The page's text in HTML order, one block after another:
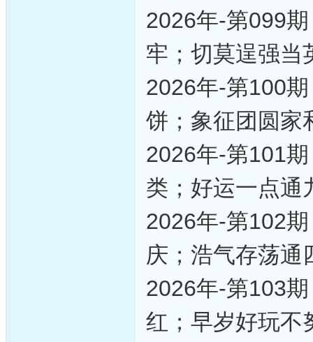
2026年-第099
牢；切莫逞强当
2026年-第100
饼；象征团圆家
2026年-第101
类；好运一点通
2026年-第102
庆；浩气存荡通
2026年-第103
红；早岁好玩不